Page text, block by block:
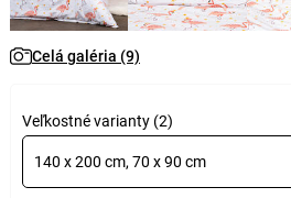
Celá galéria (9)
Veľkostné varianty (2)
140 x 200 cm, 70 x 90 cm